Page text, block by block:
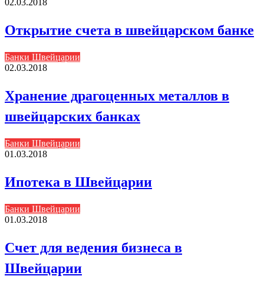
02.03.2018
Открытие счета в швейцарском банке
Банки Швейцарии
02.03.2018
Хранение драгоценных металлов в
швейцарских банках
Банки Швейцарии
01.03.2018
Ипотека в Швейцарии
Банки Швейцарии
01.03.2018
Счет для ведения бизнеса в
Швейцарии